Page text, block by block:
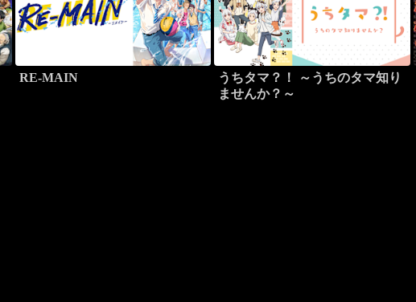
RE-MAIN
うちタマ？！ ～うちのタマ知り
ませんか？～